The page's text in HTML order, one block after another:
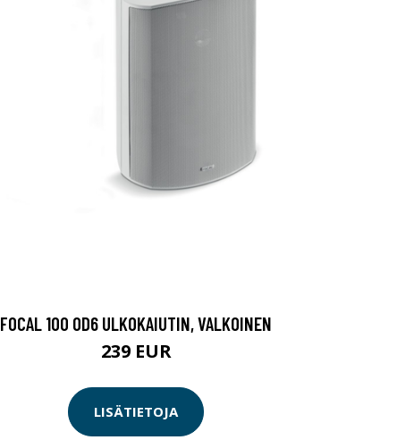
FOCAL 100 OD6 ULKOKAIUTIN, VALKOINEN
239 EUR
LISÄTIETOJA